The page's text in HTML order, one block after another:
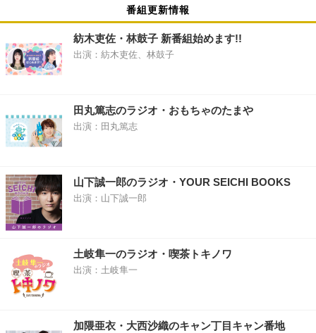
番組更新情報
紡木吏佐・林鼓子 新番組始めます!!
出演：紡木吏佐、林鼓子
田丸篤志のラジオ・おもちゃのたまや
出演：田丸篤志
山下誠一郎のラジオ・YOUR SEICHI BOOKS
出演：山下誠一郎
土岐隼一のラジオ・喫茶トキノワ
出演：土岐隼一
加隈亜衣・大西沙織のキャン丁目キャン番地